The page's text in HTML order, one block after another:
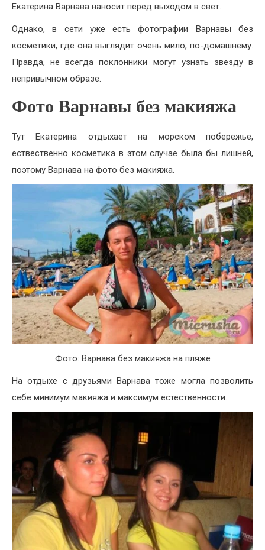
Екатерина Варнава наносит перед выходом в свет.
Однако, в сети уже есть фотографии Варнавы без
косметики, где она выглядит очень мило, по-домашнему.
Правда, не всегда поклонники могут узнать звезду в
непривычном образе.
Фото Варнавы без макияжа
Тут Екатерина отдыхает на морском побережье,
ествественно косметика в этом случае была бы лишней,
поэтому Варнава на фото без макияжа.
Фото: Варнава без макияжа на пляже
На отдыхе с друзьями Варнава тоже могла позволить
себе минимум макияжа и максимум естественности.